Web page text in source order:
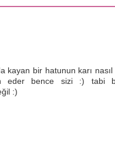
bir hatunun karı nasıl
eder bence sizi :) tabi
:)